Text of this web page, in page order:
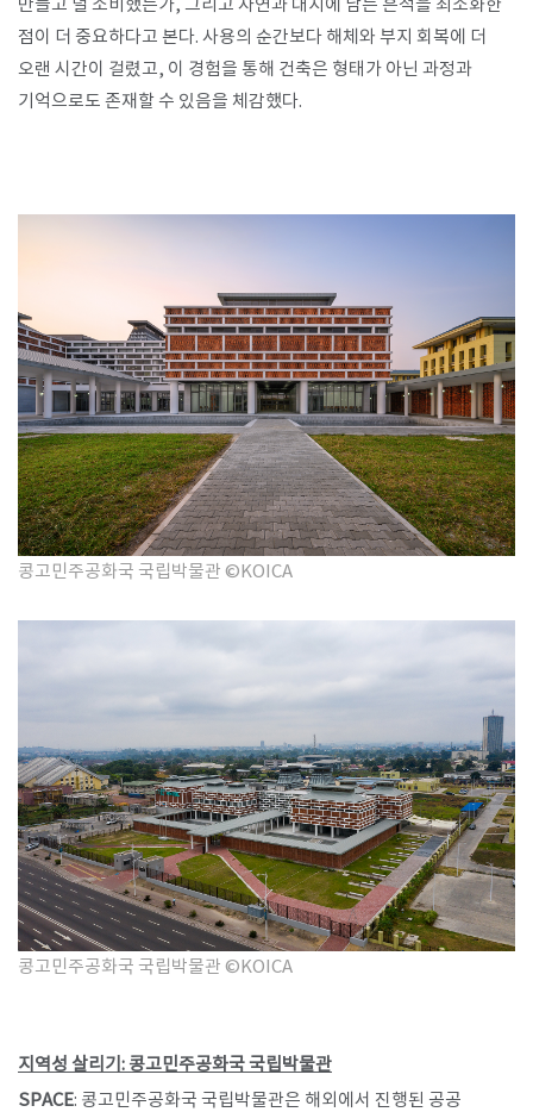
만들고 덜 소비했는가, 그리고 자연과 대지에 남는 흔적을 최소화한
점이 더 중요하다고 본다. 사용의 순간보다 해체와 부지 회복에 더
오랜 시간이 걸렸고, 이 경험을 통해 건축은 형태가 아닌 과정과
기억으로도 존재할 수 있음을 체감했다.​
콩고민주공화국 국립박물관 ©KOICA
콩고민주공화국 국립박물관 ©KOICA
지역성 살리기: 콩고민주공화국 국립박물관
SPACE: 콩고민주공화국 국립박물관은 해외에서 진행된 공공